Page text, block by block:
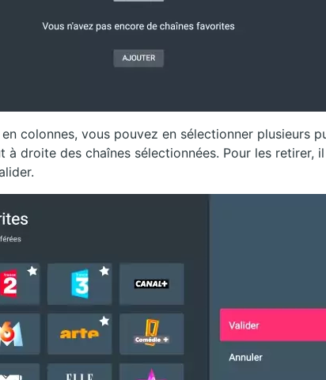
colonnes, vous pouvez en sélectionner plusieurs
à droite des chaînes sélectionnées. Pour les retirer,